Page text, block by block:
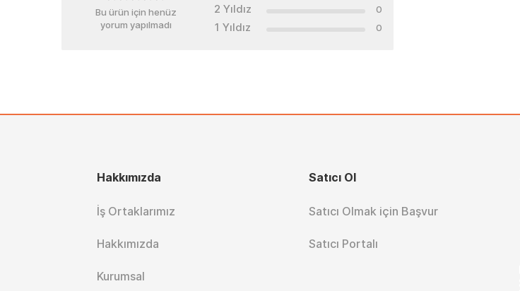
Bu ürün için henüz
yorum yapılmadı
2 Yıldız 0
1 Yıldız 0
Hakkımızda
İş Ortaklarımız
Hakkımızda
Kurumsal
Satıcı Ol
Satıcı Olmak için Başvur
Satıcı Portalı